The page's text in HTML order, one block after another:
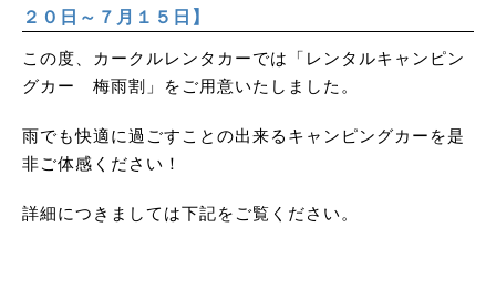
２０日～７月１５日】
この度、カークルレンタカーでは「レンタルキャンピン
グカー 梅雨割」をご用意いたしました。
雨でも快適に過ごすことの出来るキャンピングカーを是
非ご体感ください！
詳細につきましては下記をご覧ください。